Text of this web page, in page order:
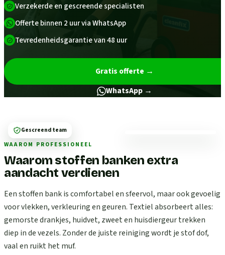
Verzekerde en gescreende specialisten
Offerte binnen 2 uur via WhatsApp
Tevredenheidsgarantie van 48 uur
Gratis offerte →
WhatsApp →
WAAROM PROFESSIONEEL
Waarom stoffen banken extra
aandacht verdienen
Een stoffen bank is comfortabel en sfeervol, maar ook gevoelig
voor vlekken, verkleuring en geuren. Textiel absorbeert alles:
gemorste drankjes, huidvet, zweet en huisdiergeur trekken
diep in de vezels. Zonder de juiste reiniging wordt je stof dof,
vaal en ruikt het muf.
Gescreend team